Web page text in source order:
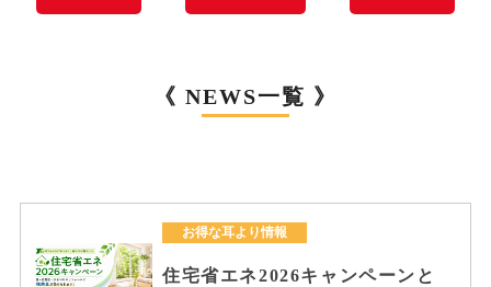
《 NEWS一覧 》
お得な耳より情報
住宅省エネ2026キャンペーンと